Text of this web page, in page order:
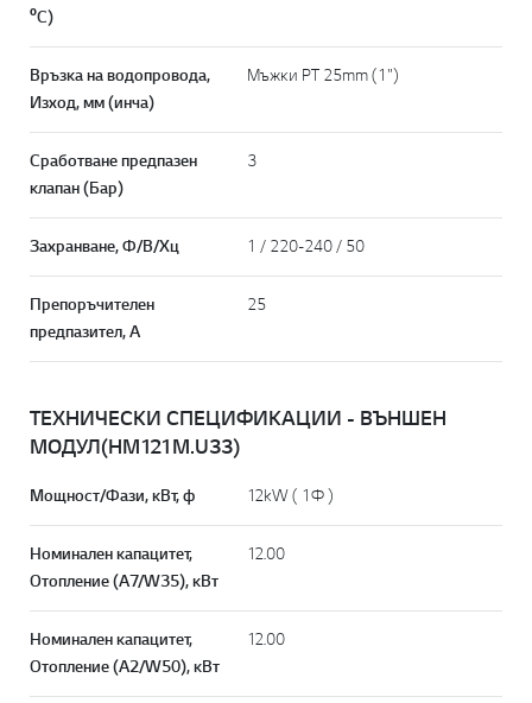
ºC)
Връзка на водопровода,
Изход, мм (инча)
Мъжки PT 25mm (1")
Сработване предпазен
клапан (Бар)
3
Захранване, Ф/В/Хц 1 / 220-240 / 50
Препоръчителен
предпазител, А
25
ТЕХНИЧЕСКИ СПЕЦИФИКАЦИИ - ВЪНШЕН
МОДУЛ(HM121M.U33)
Мощност/Фази, кВт, ф 12kW ( 1Ф )
Номинален капацитет,
Отопление (A7/W35), кВт
12.00
Номинален капацитет,
Отопление (A2/W50), кВт
12.00